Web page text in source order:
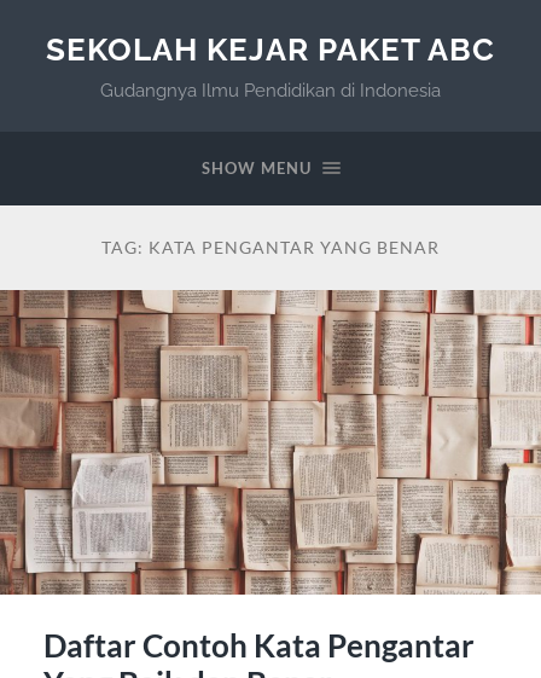
SEKOLAH KEJAR PAKET ABC
Gudangnya Ilmu Pendidikan di Indonesia
SHOW MENU
TAG: KATA PENGANTAR YANG BENAR
Daftar Contoh Kata Pengantar